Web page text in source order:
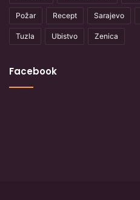
Požar Recept Sarajevo
Tuzla Ubistvo Zenica
Facebook